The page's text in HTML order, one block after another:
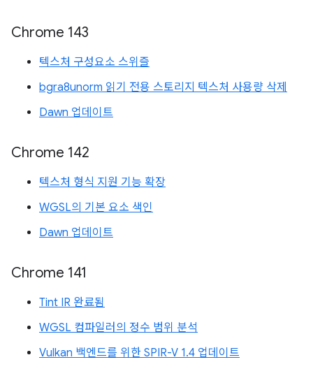
Chrome 143
텍스처 구성요소 스위즐
bgra8unorm 읽기 전용 스토리지 텍스처 사용량 삭제
Dawn 업데이트
Chrome 142
텍스처 형식 지원 기능 확장
WGSL의 기본 요소 색인
Dawn 업데이트
Chrome 141
Tint IR 완료됨
WGSL 컴파일러의 정수 범위 분석
Vulkan 백엔드를 위한 SPIR-V 1.4 업데이트